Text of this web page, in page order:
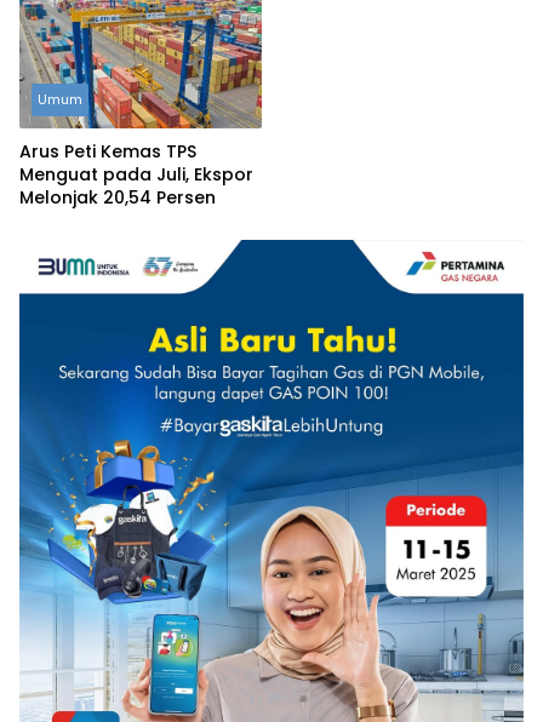
Umum
Arus Peti Kemas TPS
Menguat pada Juli, Ekspor
Melonjak 20,54 Persen